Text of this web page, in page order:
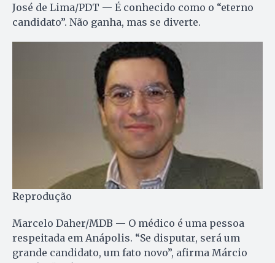
José de Lima/PDT — É conhecido como o “eterno
candidato”. Não ganha, mas se diverte.
Reprodução
Marcelo Daher/MDB — O médico é uma pessoa
respeitada em Anápolis. “Se disputar, será um
grande candidato, um fato novo”, afirma Márcio